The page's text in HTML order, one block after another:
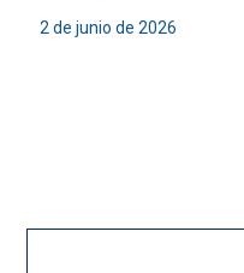
2 de junio de 2026